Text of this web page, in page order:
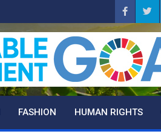
FASHION HUMAN RIGHTS